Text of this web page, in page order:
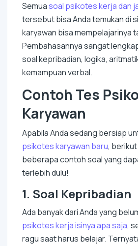
Semuasoal psikotes kerja dan
tersebut bisa Anda temukan di
karyawan bisa mempelajarinya
Pembahasannya sangat
soal kepribadian, logika,
kemampuan verbal.
Contoh Tes
Karyawan
Apabila Anda sedang bersiap
psikotes karyawan baru,
beberapa contoh soal yang
terlebih dulu!
1. Soal Kepribadian
Ada banyak dari Anda yang
psikotes kerja isinya apa saja,
ragu saat harus belajar.